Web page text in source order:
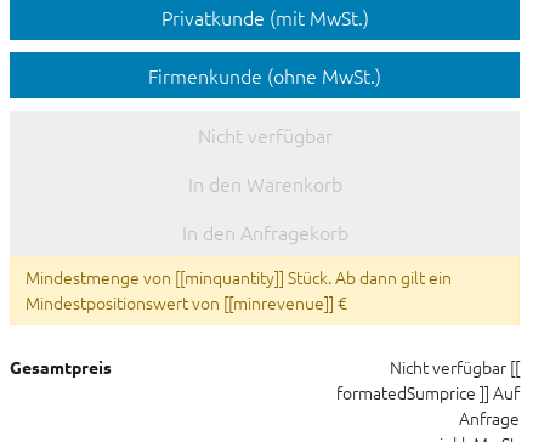
Privatkunde (mit MwSt.)
Firmenkunde (ohne MwSt.)
Nicht verfügbar
In den Warenkorb
In den Anfragekorb
Mindestmenge von [[minquantity]] Stück. Ab dann gilt ein
Mindestpositionswert von [[minrevenue]] €
Gesamtpreis Nicht verfügbar [[
formatedSumprice ]] Auf
Anfrage